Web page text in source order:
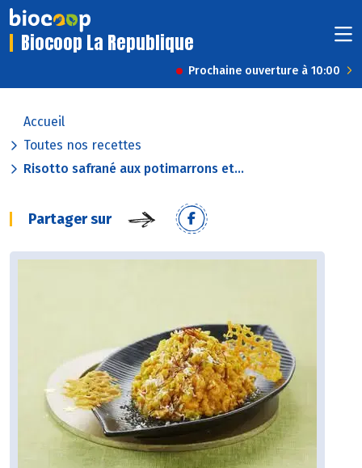
Biocoop La Republique
Prochaine ouverture à 10:00
Accueil
Toutes nos recettes
Risotto safrané aux potimarrons et...
Partager sur